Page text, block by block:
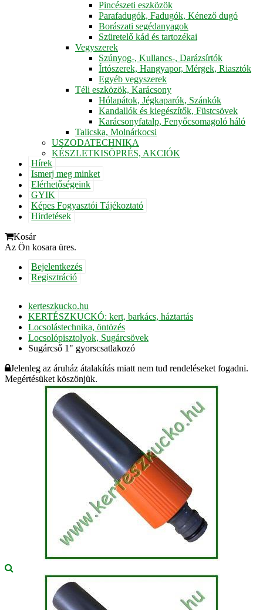
Pincészeti eszközök
Parafadugók, Fadugók, Kénező dugó
Borászati segédanyagok
Szüretelő kád és tartozékai
Vegyszerek
Szúnyog-, Kullancs-, Darázsírtók
Írtószerek, Hangyapor, Mérgek, Riasztók
Egyéb vegyszerek
Téli eszközök, Karácsony
Hólapátok, Jégkaparók, Szánkók
Kandallók és kiegészítők, Füstcsövek
Karácsonyfatalp, Fenyőcsomagoló háló
Talicska, Molnárkocsi
USZODATECHNIKA
KÉSZLETKISÖPRÉS, AKCIÓK
Hírek
Ismerj meg minket
Elérhetőségeink
GYIK
Képes Fogyasztói Tájékoztató
Hirdetések
Kosár
Az Ön kosara üres.
Bejelentkezés
Regisztráció
kerteszkucko.hu
KERTÉSZKUCKÓ: kert, barkács, háztartás
Locsolástechnika, öntözés
Locsolópisztolyok, Sugárcsövek
Sugárcső 1" gyorscsatlakozó
Jelenleg az áruház átalakítás miatt nem tud rendeléseket fogadni.
Megértésüket köszönjük.